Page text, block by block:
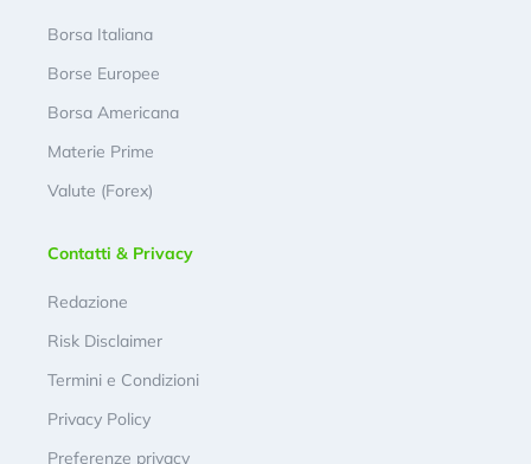
Borsa Italiana
Borse Europee
Borsa Americana
Materie Prime
Valute (Forex)
Contatti & Privacy
Redazione
Risk Disclaimer
Termini e Condizioni
Privacy Policy
Preferenze privacy